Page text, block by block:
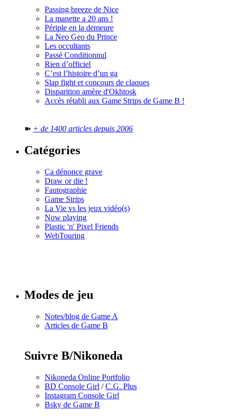
Passing breeze de Nice
La manette a 20 ans !
Périple en la demeure
La Neo Geo du Prince
Les occultants
Passé Conditionnul
Rien d’officiel
C’est l’histoire d’un ga
Slap fight et concours de claques
Disparition amère d'Okhtosk
Accès rétabli aux Game Strips de Game B !
➽ + de 1400 articles depuis 2006
Catégories
Ça dénonce grave
Draw or die !
Fautographie
Game Strips
La Vie vs les jeux vidéo(s)
Now playing
Plastic 'n' Pixel Friends
WebTouring
Modes de jeu
Notes/blog de Game A
Articles de Game B
Suivre B/Nikoneda
Nikoneda Online Portfolio
BD Console Girl /C.G. Plus
Instagram Console Girl
Bsky de Game B